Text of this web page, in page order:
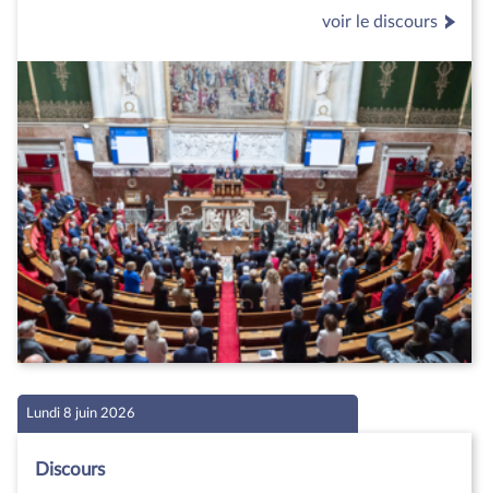
voir le discours
Lundi 8 juin 2026
Discours